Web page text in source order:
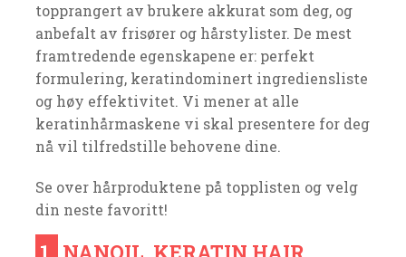
topprangert av brukere akkurat som deg, og
anbefalt av frisører og hårstylister. De mest
framtredende egenskapene er: perfekt
formulering, keratindominert ingrediensliste
og høy effektivitet. Vi mener at alle
keratinhårmaskene vi skal presentere for deg
nå vil tilfredstille behovene dine.
Se over hårproduktene på topplisten og velg
din neste favoritt!